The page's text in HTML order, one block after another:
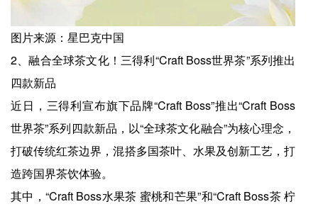
图片来源：星巴克中国
2、融合全球茶文化！三得利“Craft Boss世界茶”系列推出
四款新品
近日，三得利宣布旗下品牌“Craft Boss”推出“Craft Boss
世界茶”系列四款新品，以“全球茶文化融合”为核心理念，
打破传统红茶边界，混搭多国茶叶、水果及创新工艺，打
造跨国界茶饮体验。
其中，“Craft Boss水果茶 蜜桃和芒果”和“Craft Boss茶 柠